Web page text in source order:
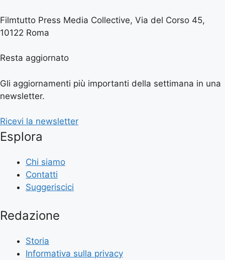
Filmtutto Press Media Collective, Via del Corso 45,
10122 Roma
Resta aggiornato
Gli aggiornamenti più importanti della settimana in una
newsletter.
Ricevi la newsletter
Esplora
Chi siamo
Contatti
Suggeriscici
Redazione
Storia
Informativa sulla privacy